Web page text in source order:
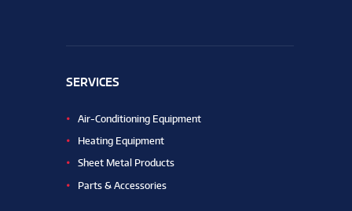
SERVICES
Air-Conditioning Equipment
Heating Equipment
Sheet Metal Products
Parts & Accessories